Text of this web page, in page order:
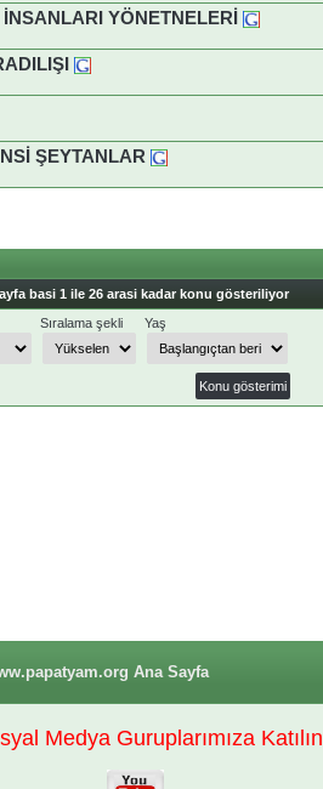
YÖNETNELERİ
ŞEYTANLAR
basi 1 ile 26 arasi kadar konu gösteriliyor
Sıralama şekli Yaş
Ana Sayfa
Medya Guruplarımıza Katılın